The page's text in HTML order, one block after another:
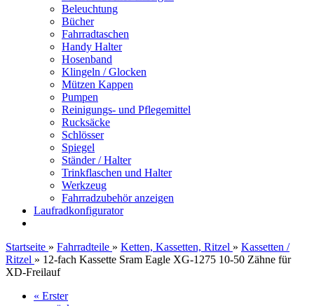
Beleuchtung
Bücher
Fahrradtaschen
Handy Halter
Hosenband
Klingeln / Glocken
Mützen Kappen
Pumpen
Reinigungs- und Pflegemittel
Rucksäcke
Schlösser
Spiegel
Ständer / Halter
Trinkflaschen und Halter
Werkzeug
Fahrradzubehör anzeigen
Laufradkonfigurator
Startseite » Fahrradteile » Ketten, Kassetten, Ritzel » Kassetten /
Ritzel » 12-fach Kassette Sram Eagle XG-1275 10-50 Zähne für
XD-Freilauf
« Erster